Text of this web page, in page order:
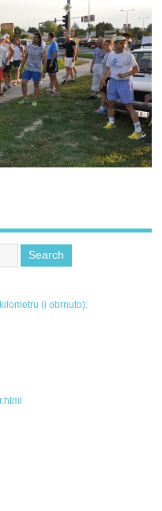
(i obrnuto):